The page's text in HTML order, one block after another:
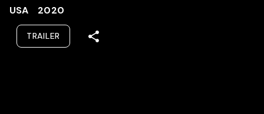
USA
2020
TRAILER